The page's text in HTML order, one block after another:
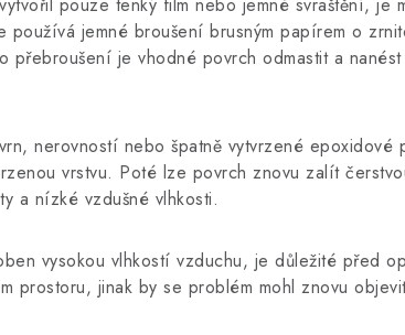
pouze tenký film nebo jemné svraštění, je
používá jemné broušení brusným papírem o
přebroušení je vhodné povrch odmastit a
nerovností nebo špatně vytvrzené epoxidové
vrstvu. Poté lze povrch znovu zalít
a nízké vzdušné vlhkosti.
vysokou vlhkostí vzduchu, je důležité před
prostoru, jinak by se problém mohl znovu